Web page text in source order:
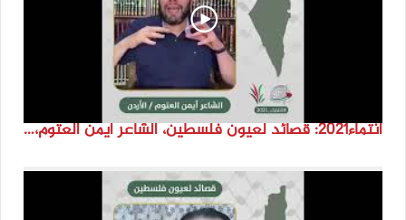
انتماء2021: قصائد لعيون فلسطين، الشاعر ايمن العتوم، الاردن